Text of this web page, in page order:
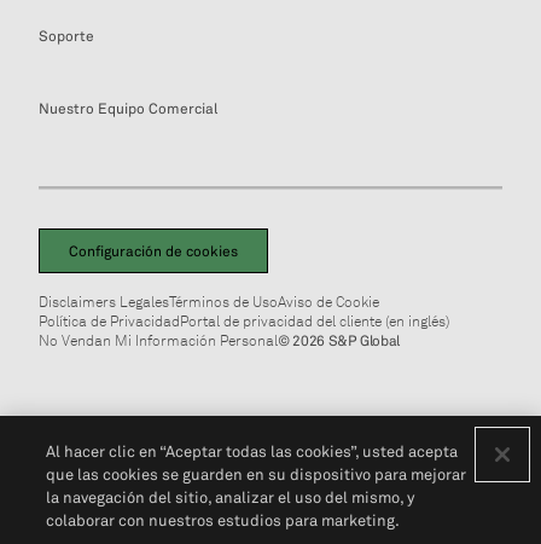
Soporte
Nuestro Equipo Comercial
Configuración de cookies
Disclaimers LegalesTérminos de UsoAviso de Cookie
Política de PrivacidadPortal de privacidad del cliente (en inglés)
No Vendan Mi Información Personal© 2026 S&P Global
Al hacer clic en “Aceptar todas las cookies”, usted acepta
que las cookies se guarden en su dispositivo para mejorar
la navegación del sitio, analizar el uso del mismo, y
colaborar con nuestros estudios para marketing.